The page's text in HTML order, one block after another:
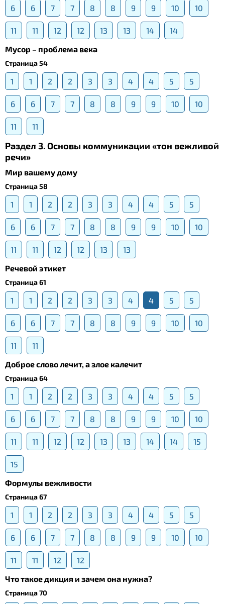
6 6 7 7 8 8 9 9 10 10
11 11 12 12 13 13 14
14
Мусор – проблема века
Страница 54
1 1 2 2 3 3 4 4 5 5
6 6 7 7 8 8 9 9 10 10
11 11
Раздел 3. Основы коммуникации «тон вежливой
речи»
Мир вашему дому
Страница 58
1 1 2 2 3 3 4 4 5 5
6 6 7 7 8 8 9 9 10 10
11 11 12 12 13
13
Речевой этикет
Страница 61
1 1 2 2 3 3 4 4 5 5
6 6 7 7 8 8 9 9 10 10
11
11
Доброе слово лечит, а злое калечит
Страница 64
1 1 2 2 3 3 4 4 5 5
6 6 7 7 8 8 9 9 10 10
11 11 12 12 13 13 14 14 15
15
Формулы вежливости
Страница 67
1 1 2 2 3 3 4 4 5 5
6 6 7 7 8 8 9 9 10 10
11 11 12
12
Что такое дикция и зачем она нужна?
Страница 70